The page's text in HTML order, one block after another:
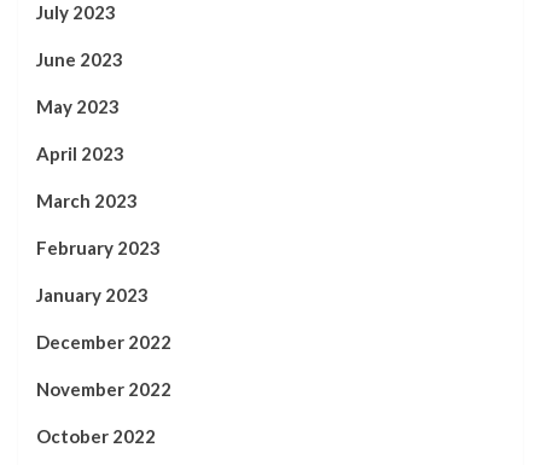
July 2023
June 2023
May 2023
April 2023
March 2023
February 2023
January 2023
December 2022
November 2022
October 2022